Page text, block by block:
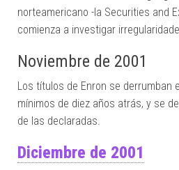
norteamericano -la Securities and
comienza a investigar
Noviembre de 2001
Los títulos de Enron se derrumban
mínimos de diez años atrás, y se
de las declaradas.
Diciembre de 2001